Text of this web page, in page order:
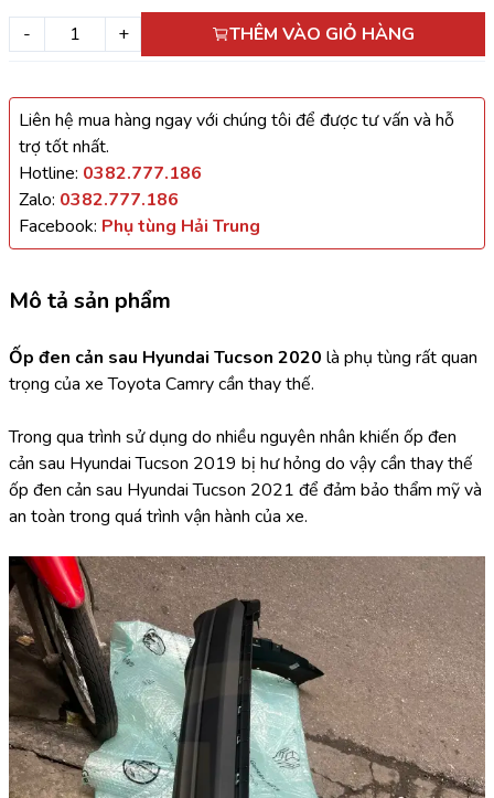
- + THÊM VÀO GIỎ HÀNG
Liên hệ mua hàng ngay với chúng tôi để được tư vấn và hỗ
trợ tốt nhất.
Hotline: 0382.777.186
Zalo: 0382.777.186
Facebook: Phụ tùng Hải Trung
Mô tả sản phẩm
Ốp đen cản sau Hyundai Tucson 2020 là phụ tùng rất quan
trọng của xe Toyota Camry cần thay thế.
Trong qua trình sử dụng do nhiều nguyên nhân khiến ốp đen
cản sau Hyundai Tucson 2019 bị hư hỏng do vậy cần thay thế
ốp đen cản sau Hyundai Tucson 2021 để đảm bảo thẩm mỹ và
an toàn trong quá trình vận hành của xe.